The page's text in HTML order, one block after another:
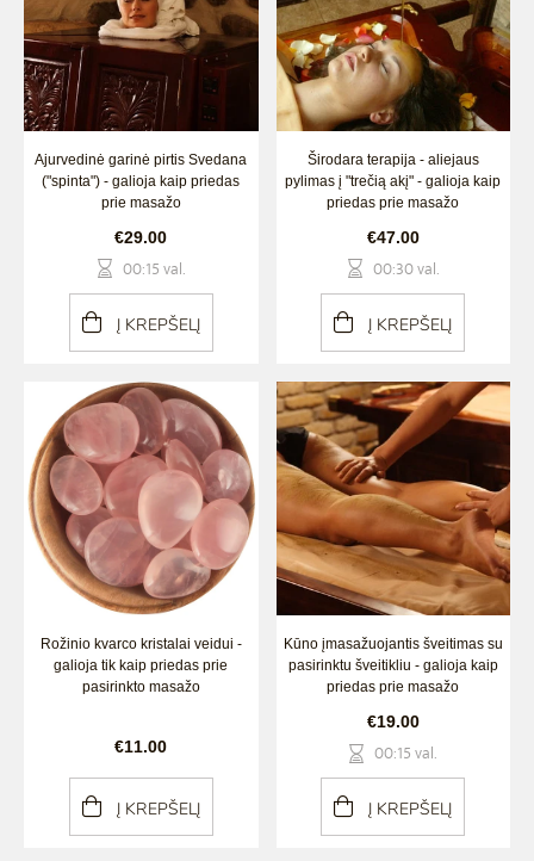
Ajurvedinė garinė pirtis Svedana
("spinta") - galioja kaip priedas
prie masažo
€29.00
00:15 val.
Į KREPŠELĮ
Širodara terapija - aliejaus
pylimas į "trečią akį" - galioja kaip
priedas prie masažo
€47.00
00:30 val.
Į KREPŠELĮ
Rožinio kvarco kristalai veidui -
galioja tik kaip priedas prie
pasirinkto masažo
€11.00
Į KREPŠELĮ
Kūno įmasažuojantis šveitimas su
pasirinktu šveitikliu - galioja kaip
priedas prie masažo
€19.00
00:15 val.
Į KREPŠELĮ